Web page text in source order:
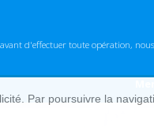
d'effectuer toute opération,
Par poursuivre la